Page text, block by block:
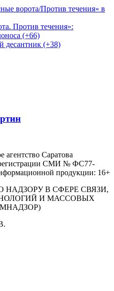
ворота/Против течения» в
Против течения»:
(+66)
десантник (+38)
агентство Саратова
СМИ № ФС77-
продукции: 16+
В СФЕРЕ СВЯЗИ,
И МАССОВЫХ